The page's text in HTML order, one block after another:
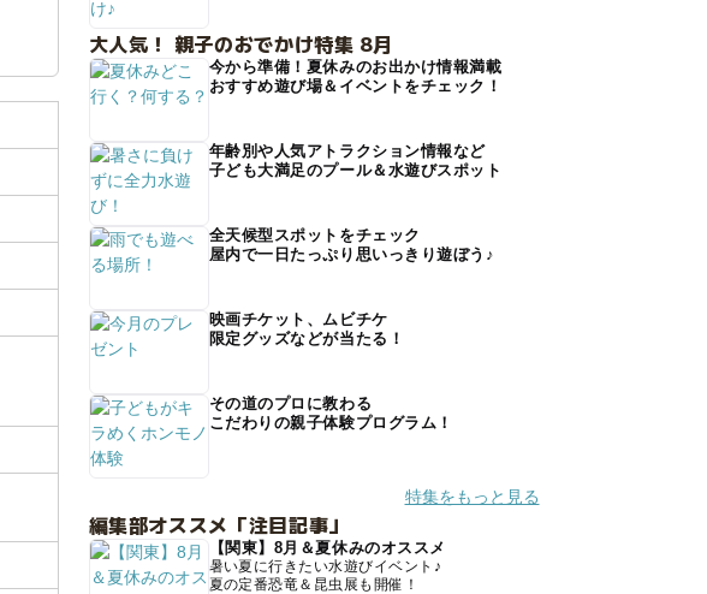
大人気！ 親子のおでかけ特集 8月
今から準備！夏休みのお出かけ情報満載
おすすめ遊び場＆イベントをチェック！
年齢別や人気アトラクション情報など
子ども大満足のプール＆水遊びスポット
全天候型スポットをチェック
屋内で一日たっぷり思いっきり遊ぼう♪
映画チケット、ムビチケ
限定グッズなどが当たる！
その道のプロに教わる
こだわりの親子体験プログラム！
特集をもっと見る
編集部オススメ「注目記事」
【関東】8月＆夏休みのオススメ
暑い夏に行きたい水遊びイベント♪
夏の定番恐竜＆昆虫展も開催！